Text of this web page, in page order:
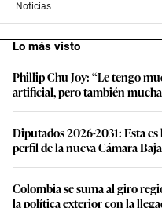
Noticias
Lo más visto
Phillip Chu Joy: “Le tengo
artificial, pero también
Diputados 2026-2031: Esta
perfil de la nueva Cámara
Colombia se suma al giro
la política exterior con la